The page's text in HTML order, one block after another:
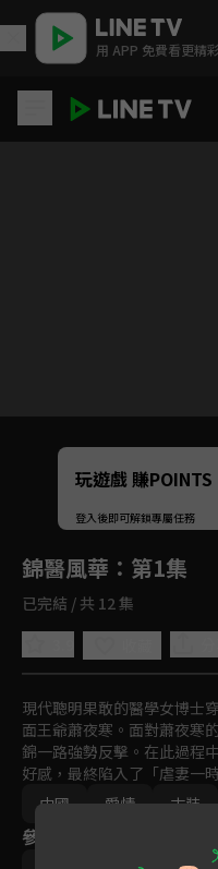
用 APP 免費看更精彩
Unmute
如有不便請見諒
玩遊戲 賺POINTS
登入後即可解鎖專屬任務
錦醫風華 ：第1集
已完結 / 共 12 集
現代聰明果敢的醫學女博士
面王爺蕭夜寒。面對蕭夜寒
錦一路強勢反擊。在此過程
好感，最終陷入了「虐妻一
中國
愛情 古裝
參與演員